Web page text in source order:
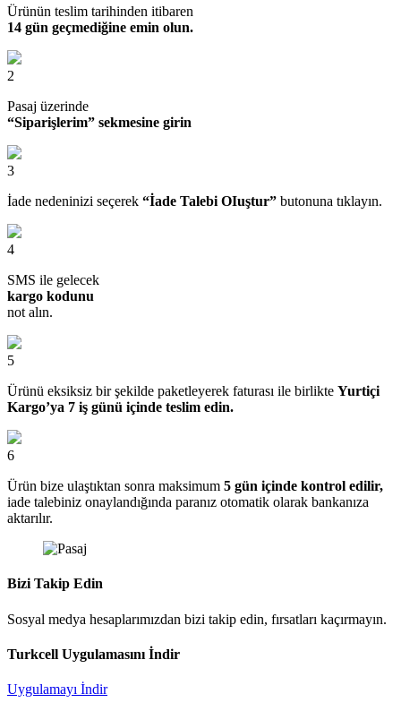
Ürünün teslim tarihinden itibaren
14 gün geçmediğine emin olun.
2
Pasaj üzerinde
“Siparişlerim” sekmesine girin
3
İade nedeninizi seçerek “İade Talebi OIuştur” butonuna tıklayın.
4
SMS ile gelecek
kargo kodunu
not alın.
5
Ürünü eksiksiz bir şekilde paketleyerek faturası ile birlikte Yurtiçi
Kargo’ya 7 iş günü içinde teslim edin.
6
Ürün bize ulaştıktan sonra maksimum 5 gün içinde kontrol edilir,
iade talebiniz onaylandığında paranız otomatik olarak bankanıza
aktarılır.
Bizi Takip Edin
Sosyal medya hesaplarımızdan bizi takip edin, fırsatları kaçırmayın.
Turkcell Uygulamasını İndir
Uygulamayı İndir